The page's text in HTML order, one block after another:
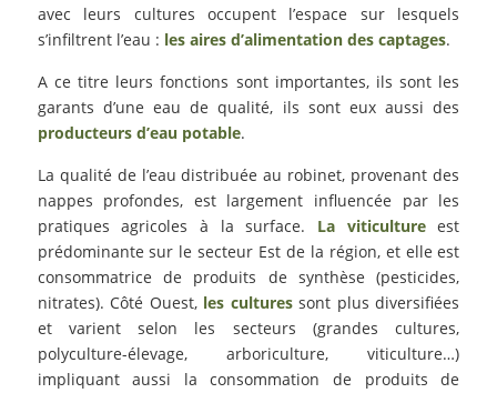
avec leurs cultures occupent l’espace sur lesquels
s’infiltrent l’eau : les aires d’alimentation des captages.
A ce titre leurs fonctions sont importantes, ils sont les
garants d’une eau de qualité, ils sont eux aussi des
producteurs d’eau potable.
La qualité de l’eau distribuée au robinet, provenant des
nappes profondes, est largement influencée par les
pratiques agricoles à la surface. La viticultureest
prédominante sur le secteur Est de la région, et elle est
consommatrice de produits de synthèse (pesticides,
nitrates). Côté Ouest, les culturessont plus diversifiées
et varient selon les secteurs (grandes cultures,
polyculture-élevage, arboriculture, viticulture…)
impliquant aussi la consommation de produits de